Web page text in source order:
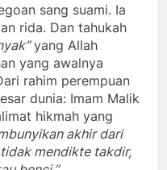
sang suami. Ia
rida. Dan tahukah
yang Allah
yang awalnya
rahim perempuan
dunia: Imam Malik
hikmah yang
akhir dari
mendikte takdir,